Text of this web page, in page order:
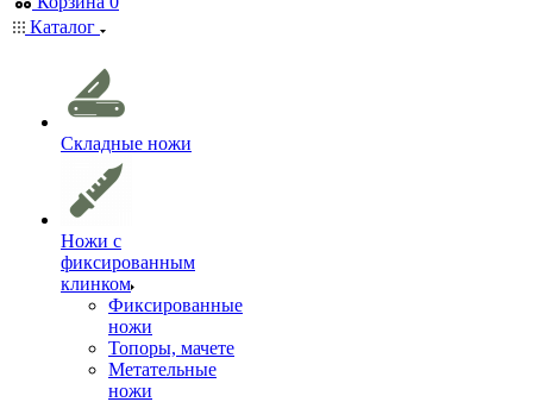
Каталог
Складные ножи
Ножи с
фиксированным
клинком
Фиксированные
ножи
Топоры, мачете
Метательные
ножи